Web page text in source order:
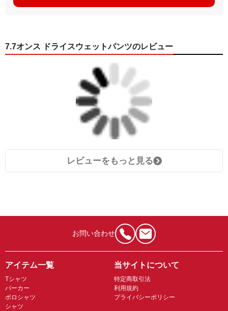
7.7オンス ドライスウェットパンツのレビュー
レビューをもっと見る
お問い合わせ
アイテム一覧
Tシャツ
パーカー
ポロシャツ
シャツ
当サイトについて
特定商取引法
利用規約
プライバシーポリシー